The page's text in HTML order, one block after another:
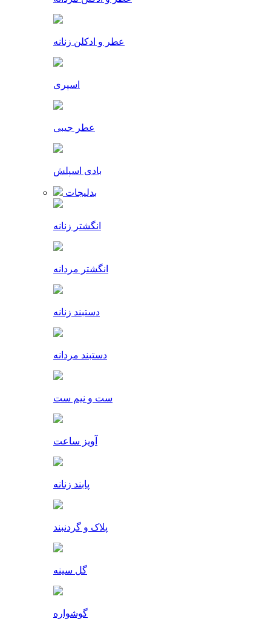
عطر و ادکلن زنانه
اسپری
عطر جیبی
بادی اسپلش
بدلیجات
انگشتر زنانه
انگشتر مردانه
دستبند زنانه
دستبند مردانه
ست و نیم ست
آویز ساعت
پابند زنانه
پلاک و گردنبند
گل سینه
گوشواره